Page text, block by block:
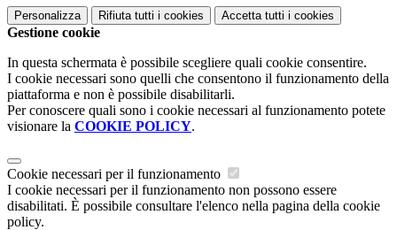
Personalizza Rifiuta tutti i cookies Accetta tutti i cookies
Gestione cookie
In questa schermata è possibile scegliere quali cookie consentire.
I cookie necessari sono quelli che consentono il funzionamento della
piattaforma e non è possibile disabilitarli.
Per conoscere quali sono i cookie necessari al funzionamento potete
visionare la COOKIE POLICY.
Cookie necessari per il funzionamento
I cookie necessari per il funzionamento non possono essere
disabilitati. È possibile consultare l'elenco nella pagina della cookie
policy.